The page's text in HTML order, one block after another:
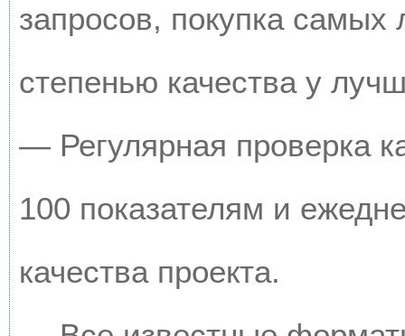
запросов, покупка
степенью качества у
— Регулярная проверка
100 показателям и
качества проекта.